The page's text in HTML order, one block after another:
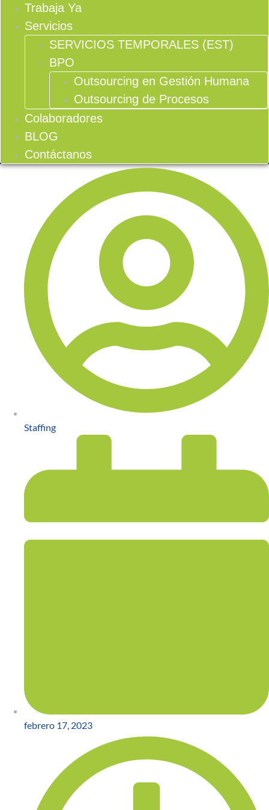
Trabaja Ya
Servicios
SERVICIOS TEMPORALES (EST)
BPO
Outsourcing en Gestión Humana
Outsourcing de Procesos
Colaboradores
BLOG
Contáctanos
Staffing
febrero 17, 2023